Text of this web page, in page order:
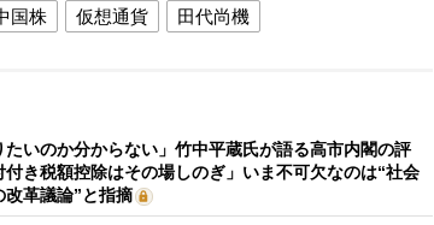
国株 仮想通貨 田代尚機
たいのか分からない」竹中平蔵氏が語る高市内閣の評
き税額控除はその場しのぎ」いま不可欠なのは“社会
改革議論”と指摘